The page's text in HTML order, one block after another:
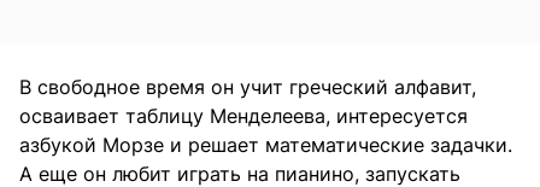
В свободное время он учит греческий алфавит,
осваивает таблицу Менделеева, интересуется
азбукой Морзе и решает математические задачки.
А еще он любит играть на пианино, запускать